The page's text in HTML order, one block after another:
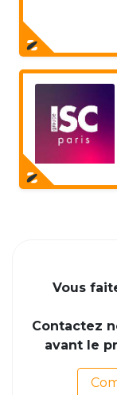
Vous
Contactez
avant le